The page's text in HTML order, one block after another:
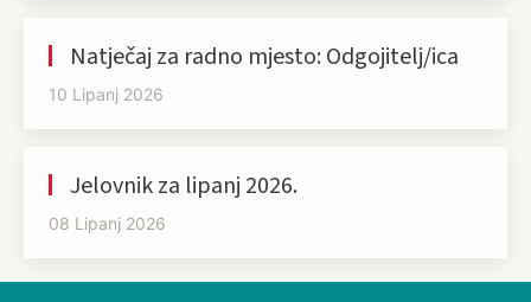
Natječaj za radno mjesto: Odgojitelj/ica
10 Lipanj 2026
Jelovnik za lipanj 2026.
08 Lipanj 2026